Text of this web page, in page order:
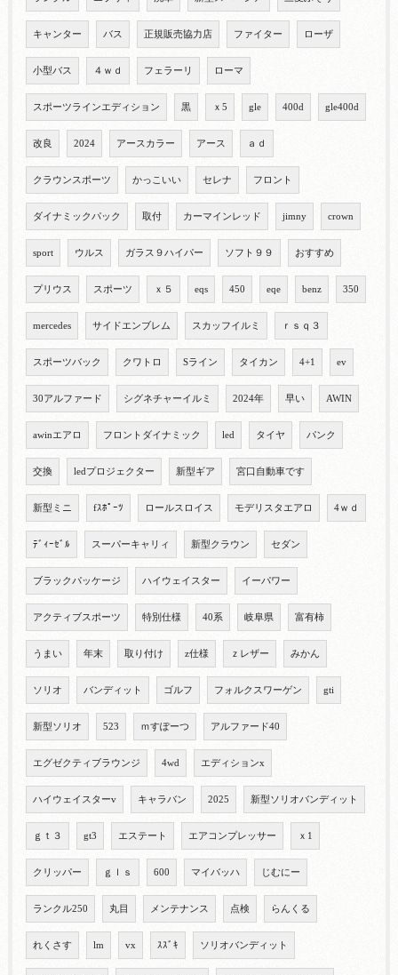
キャンター バス 正規販売協力店 ファイター ローザ
小型バス ４ｗｄ フェラーリ ローマ
スポーツラインエディション 黒 ｘ5 gle 400d gle400d
改良 2024 アースカラー アース ａｄ
クラウンスポーツ かっこいい セレナ フロント
ダイナミックパック 取付 カーマインレッド jimny crown
sport ウルス ガラス９ハイパー ソフト９９ おすすめ
プリウス スポーツ ｘ５ eqs 450 eqe benz 350
mercedes サイドエンブレム スカッフイルミ ｒｓｑ３
スポーツバック クワトロ Sライン タイカン 4+1 ev
30アルファード シグネチャーイルミ 2024年 早い AWIN
awinエアロ フロントダイナミック led タイヤ パンク
交換 ledプロジェクター 新型ギア 宮口自動車です
新型ミニ fｽﾎﾟｰﾂ ロールスロイス モデリスタエアロ 4ｗｄ
ﾃﾞｨｰｾﾞﾙ スーパーキャリィ 新型クラウン セダン
ブラックパッケージ ハイウェイスター イーパワー
アクティブスポーツ 特別仕様 40系 岐阜県 富有柿
うまい 年末 取り付け z仕様 ｚレザー みかん
ソリオ バンディット ゴルフ フォルクスワーゲン gti
新型ソリオ 523 ｍすぽーつ アルファード40
エグゼクティブラウンジ 4wd エディションx
ハイウェイスターv キャラバン 2025 新型ソリオバンディット
ｇｔ３ gt3 エステート エアコンプレッサー ｘ1
クリッパー ｇｌｓ 600 マイバッハ じむにー
ランクル250 丸目 メンテナンス 点検 らんくる
れくさす lm vx ｽｽﾞｷ ソリオバンディット